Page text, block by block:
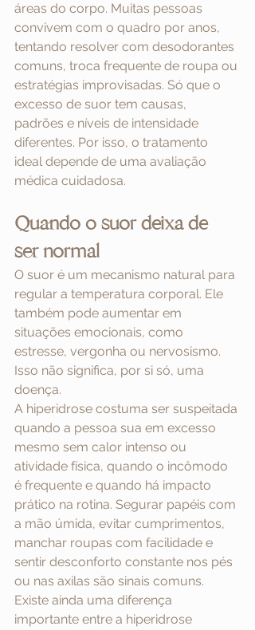
áreas do corpo. Muitas pessoas
convivem com o quadro por anos,
tentando resolver com desodorantes
comuns, troca frequente de roupa ou
estratégias improvisadas. Só que o
excesso de suor tem causas,
padrões e níveis de intensidade
diferentes. Por isso, o tratamento
ideal depende de uma avaliação
médica cuidadosa.
Quando o suor deixa de
ser normal
O suor é um mecanismo natural para
regular a temperatura corporal. Ele
também pode aumentar em
situações emocionais, como
estresse, vergonha ou nervosismo.
Isso não significa, por si só, uma
doença.
A hiperidrose costuma ser suspeitada
quando a pessoa sua em excesso
mesmo sem calor intenso ou
atividade física, quando o incômodo
é frequente e quando há impacto
prático na rotina. Segurar papéis com
a mão úmida, evitar cumprimentos,
manchar roupas com facilidade e
sentir desconforto constante nos pés
ou nas axilas são sinais comuns.
Existe ainda uma diferença
importante entre a hiperidrose